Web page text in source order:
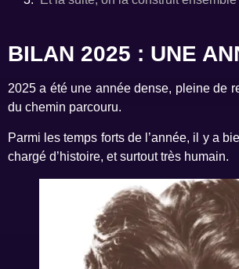
BILAN 2025 : UNE
2025 a été une année dense, pleine de
du chemin parcouru.
Parmi les temps forts de l’année, il y a
chargé d’histoire, et surtout très humain.